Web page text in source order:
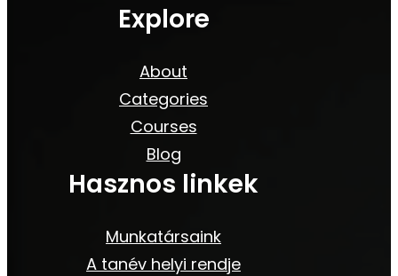
Explore
About
Categories
Courses
Blog
Hasznos linkek
Munkatársaink
A tanév helyi rendje